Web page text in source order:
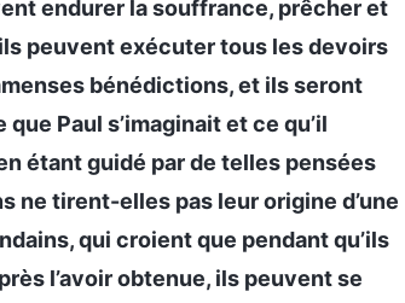
endurer la souffrance, prêcher et
peuvent exécuter tous les devoirs
bénédictions, et ils seront
Paul s’imaginait et ce qu’il
étant guidé par de telles pensées
ne tirent-elles pas leur origine d’une
qui croient que pendant qu’ils
l’avoir obtenue, ils peuvent se